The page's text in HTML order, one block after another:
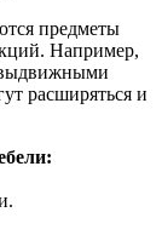
предметы
Например,
выдвижными
расширяться и